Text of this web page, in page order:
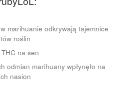
marihuanie odkrywają tajemnice
roślin
na sen
odmian marihuany wpłynęło na
nasion